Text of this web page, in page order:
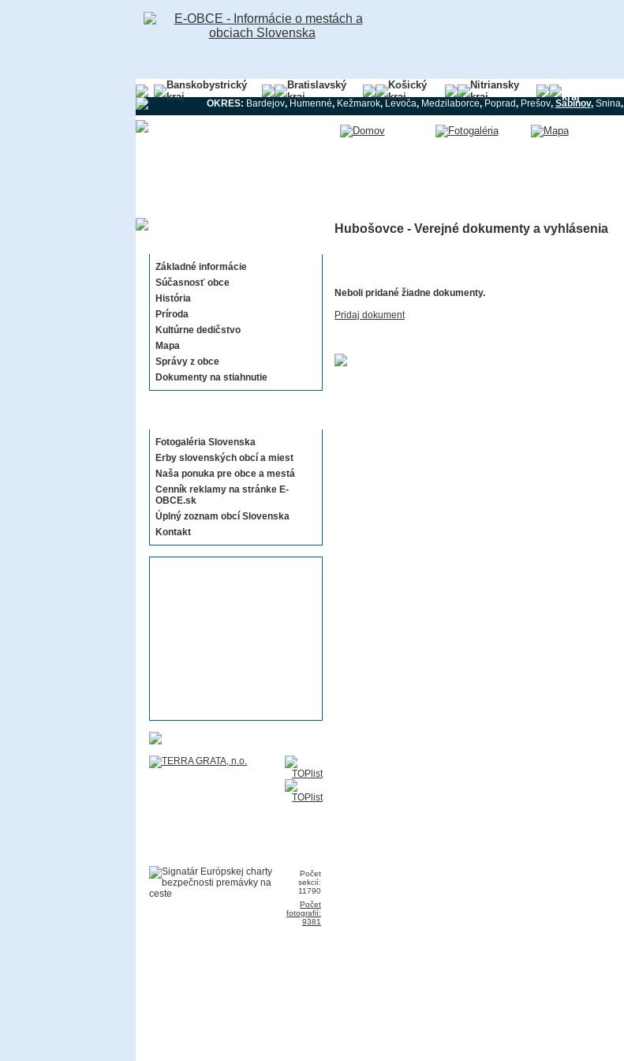
Banskobystrický
kraj
Bratislavský
kraj
Košický
kraj
Nitriansky
kraj
kraj
OKRES: Bardejov,Humenné, Kežmarok, Levoča, Medzilaborce,Poprad, Prešov, Sabinov, Snina,
Základné informácie
Súčasnosť obce
História
Príroda
Kultúrne dedičstvo
Mapa
Správy z obce
Dokumenty na stiahnutie
Fotogaléria Slovenska
Erby slovenských obcí a miest
Naša ponuka pre obce a mestá
Cenník reklamy na stránke E-
OBCE.sk
Úplný zoznam obcí Slovenska
Kontakt
Počet
sekcií:
11790
Počet
fotografií:
9381
Hubošovce - Verejné dokumenty a vyhlásenia
Neboli pridané žiadne dokumenty.
Pridaj dokument